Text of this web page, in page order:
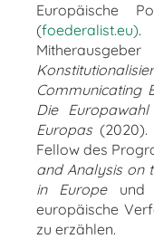
Europäische
(foederalist.eu).
Communicating
Die
Europas (2020).
Fellow des
and Analysis on
in Europeund
europäische
zu erzählen.